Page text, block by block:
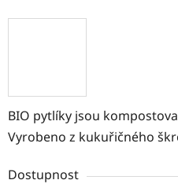
BIO pytlíky jsou
Vyrobeno z kukuřičného
Dostupnost